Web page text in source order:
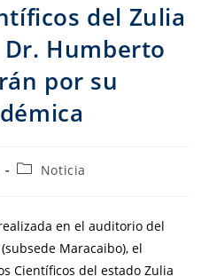
del Zulia
Humberto
por su
Noticia
en el auditorio del
Maracaibo), el
Científicos del estado Zulia